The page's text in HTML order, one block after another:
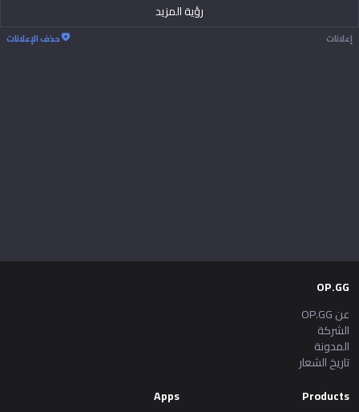
رؤية المزيد
إعلانات حذف الإعلانات
OP.GG
عن OP.GG
الشركة
المدونة
تاريخ الشعار
Products
Apps